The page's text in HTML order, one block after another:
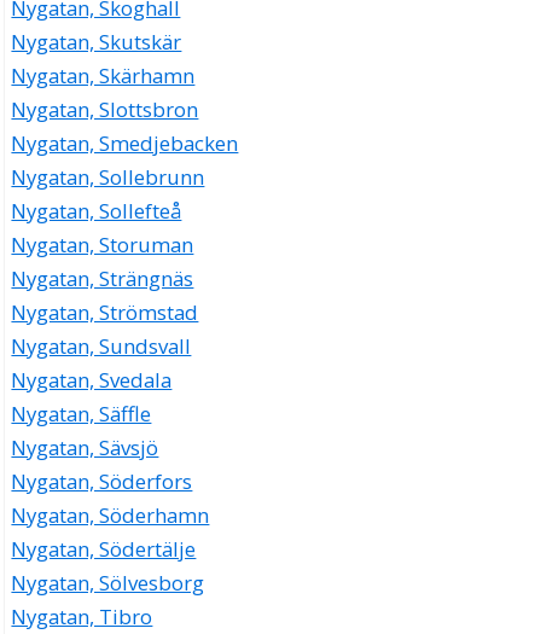
Nygatan, Skoghall
Nygatan, Skutskär
Nygatan, Skärhamn
Nygatan, Slottsbron
Nygatan, Smedjebacken
Nygatan, Sollebrunn
Nygatan, Sollefteå
Nygatan, Storuman
Nygatan, Strängnäs
Nygatan, Strömstad
Nygatan, Sundsvall
Nygatan, Svedala
Nygatan, Säffle
Nygatan, Sävsjö
Nygatan, Söderfors
Nygatan, Söderhamn
Nygatan, Södertälje
Nygatan, Sölvesborg
Nygatan, Tibro